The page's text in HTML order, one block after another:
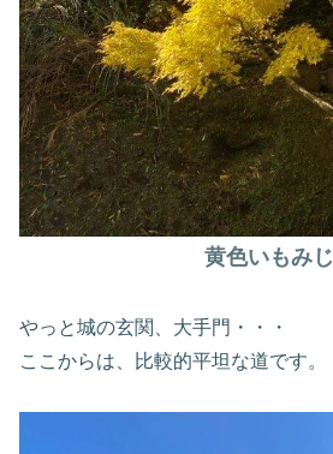
黄色いもみじ
やっと城の玄関、大手門・・・
ここからは、比較的平坦な道です。